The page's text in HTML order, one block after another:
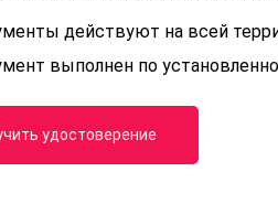
действуют на всей
выполнен по
удостоверение